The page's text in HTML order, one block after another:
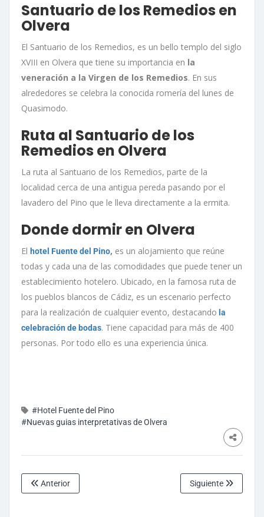
Santuario de los Remedios en
Olvera
El Santuario de los Remedios, es un bello templo del siglo
XVIII en Olvera que tiene su importancia en la
veneración a la Virgen de los Remedios. En sus
alrededores se celebra la conocida romería del lunes de
Quasimodo.
Ruta al Santuario de los
Remedios en Olvera
La ruta al Santuario de los Remedios, parte de la
localidad cerca de una antigua pereda pasando por el
lavadero del Pino que le lleva directamente a la ermita.
Donde dormir en Olvera
El hotel Fuente del Pino, es un alojamiento que reúne
todas y cada una de las comodidades que puede tener un
establecimiento hotelero. Ubicado, en la famosa ruta de
los pueblos blancos de Cádiz, es un escenario perfecto
para la realización de cualquier evento, destacando la
celebración de bodas. Tiene capacidad para más de 400
personas. Por todo ello es una experiencia única.
#Hotel Fuente del Pino
#Nuevas guias interpretativas de Olvera
Anterior Siguiente